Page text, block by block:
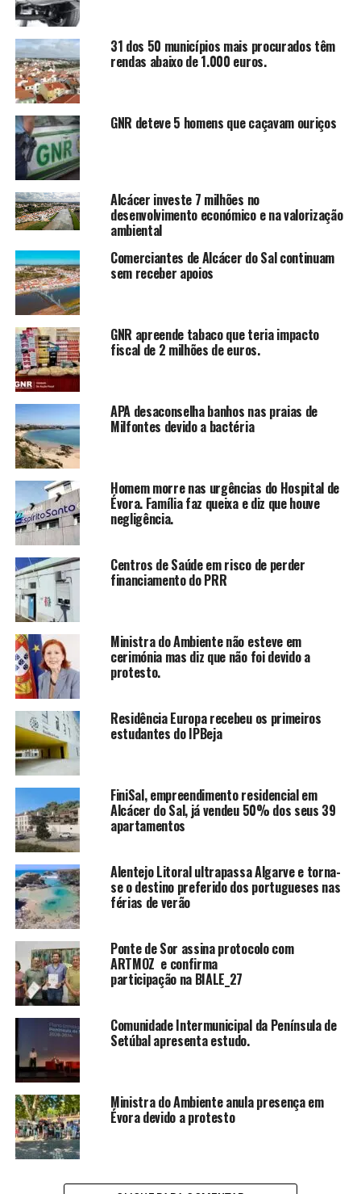
31 dos 50 municípios mais procurados têm
rendas abaixo de 1.000 euros.
GNR deteve 5 homens que caçavam ouriços
Alcácer investe 7 milhões no
desenvolvimento económico e na valorização
ambiental
Comerciantes de Alcácer do Sal continuam
sem receber apoios
GNR apreende tabaco que teria impacto
fiscal de 2 milhões de euros.
APA desaconselha banhos nas praias de
Milfontes devido a bactéria
Homem morre nas urgências do Hospital de
Évora. Família faz queixa e diz que houve
negligência.
Centros de Saúde em risco de perder
financiamento do PRR
Ministra do Ambiente não esteve em
cerimónia mas diz que não foi devido a
protesto.
Residência Europa recebeu os primeiros
estudantes do IPBeja
FiniSal, empreendimento residencial em
Alcácer do Sal, já vendeu 50% dos seus 39
apartamentos
Alentejo Litoral ultrapassa Algarve e torna-
se o destino preferido dos portugueses nas
férias de verão
Ponte de Sor assina protocolo com
ARTMOZ e confirma
participação na BIALE_27
Comunidade Intermunicipal da Península de
Setúbal apresenta estudo.
Ministra do Ambiente anula presença em
Évora devido a protesto